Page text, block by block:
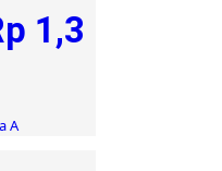
1,3
A